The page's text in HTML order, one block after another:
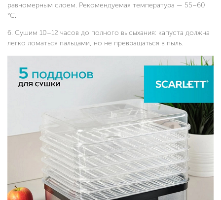
равномерным слоем. Рекомендуемая температура — 55–60
°C.
Сушим 10–12 часов до полного высыхания: капуста должна
легко ломаться пальцами, но не превращаться в пыль.